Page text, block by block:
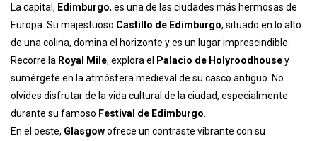
La capital, Edimburgo, es una de las ciudades más hermosas de
Europa. Su majestuoso Castillo de Edimburgo, situado en lo alto
de una colina, domina el horizonte y es un lugar imprescindible.
Recorre la Royal Mile, explora el Palacio de Holyroodhousey
sumérgete en la atmósfera medieval de su casco antiguo. No
olvides disfrutar de la vida cultural de la ciudad, especialmente
durante su famoso Festival de Edimburgo
En el oeste, Glasgowofrece un contraste vibrante con su